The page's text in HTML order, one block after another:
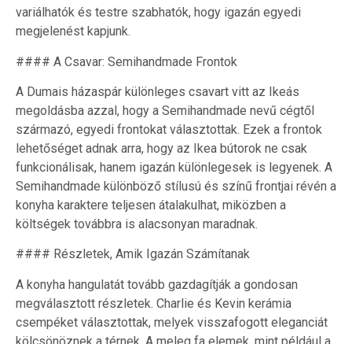
variálhatók és testre szabhatók, hogy igazán egyedi
megjelenést kapjunk.
#### A Csavar: Semihandmade Frontok
A Dumais házaspár különleges csavart vitt az Ikeás
megoldásba azzal, hogy a Semihandmade nevű cégtől
származó, egyedi frontokat választottak. Ezek a frontok
lehetőséget adnak arra, hogy az Ikea bútorok ne csak
funkcionálisak, hanem igazán különlegesek is legyenek. A
Semihandmade különböző stílusú és színű frontjai révén a
konyha karaktere teljesen átalakulhat, miközben a
költségek továbbra is alacsonyan maradnak.
#### Részletek, Amik Igazán Számítanak
A konyha hangulatát tovább gazdagítják a gondosan
megválasztott részletek. Charlie és Kevin kerámia
csempéket választottak, melyek visszafogott eleganciát